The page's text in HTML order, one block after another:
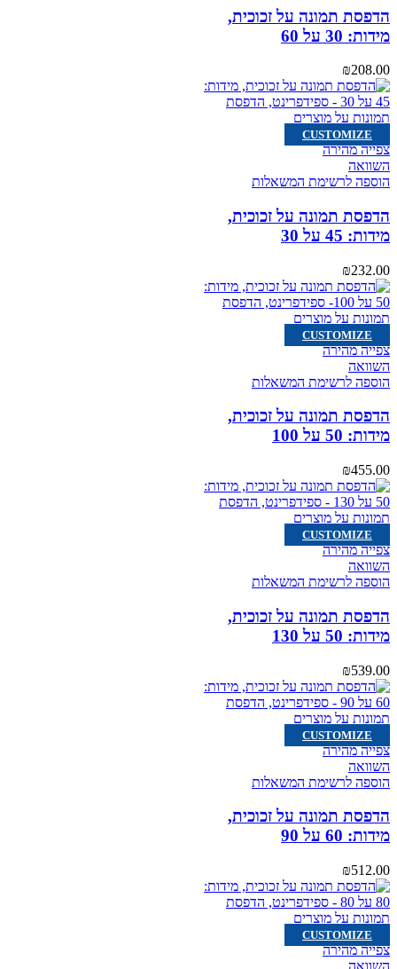
הדפסת תמונה על זכוכית,
מידות: 30 על 60
₪208.00
CUSTOMIZE
צפייה מהירה
השוואה
הוספה לרשימת המשאלות
הדפסת תמונה על זכוכית,
מידות: 45 על 30
₪232.00
CUSTOMIZE
צפייה מהירה
השוואה
הוספה לרשימת המשאלות
הדפסת תמונה על זכוכית,
מידות: 50 על 100
₪455.00
CUSTOMIZE
צפייה מהירה
השוואה
הוספה לרשימת המשאלות
הדפסת תמונה על זכוכית,
מידות: 50 על 130
₪539.00
CUSTOMIZE
צפייה מהירה
השוואה
הוספה לרשימת המשאלות
הדפסת תמונה על זכוכית,
מידות: 60 על 90
₪512.00
CUSTOMIZE
צפייה מהירה
השוואה